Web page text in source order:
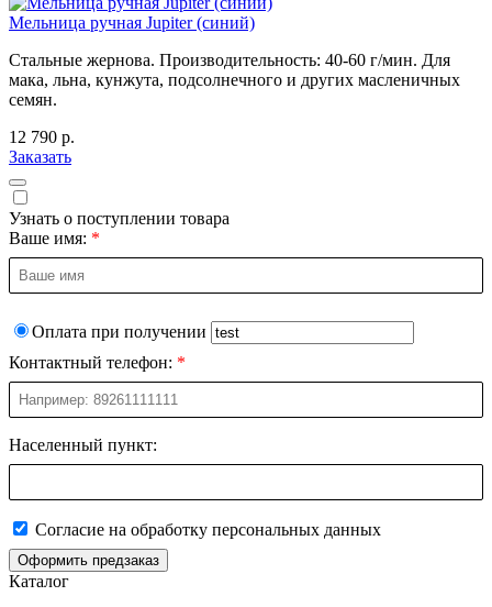
Мельница ручная Jupiter (синий)
Стальные жернова. Производительность: 40-60 г/мин. Для
мака, льна, кунжута, подсолнечного и других масленичных
семян.
12 790 р.
Заказать
Узнать о поступлении товара
Ваше имя:
Оплата при получении
Контактный телефон:
Населенный пункт:
Согласие на обработку персональных данных
Оформить предзаказ
Каталог